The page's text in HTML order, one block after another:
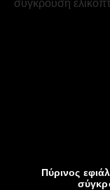
Πύρινος